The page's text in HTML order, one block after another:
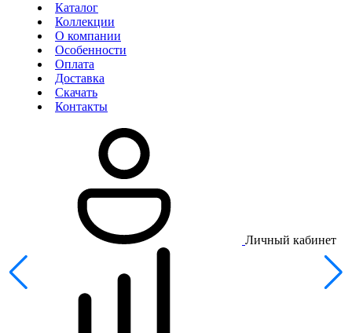
Каталог
Коллекции
О компании
Особенности
Оплата
Доставка
Скачать
Контакты
Личный кабинет